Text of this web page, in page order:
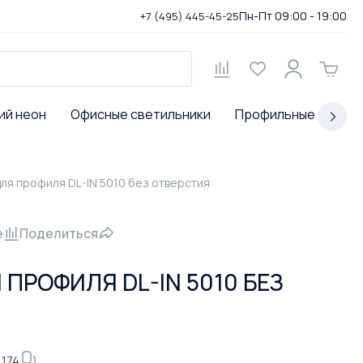
+7 (495) 445-45-25Пн-Пт 09:00 - 19:00
неон Офисные светильники Профильные
профиля DL-IN 5010 без отверстия
Поделиться
DL-IN 5010 БЕЗ